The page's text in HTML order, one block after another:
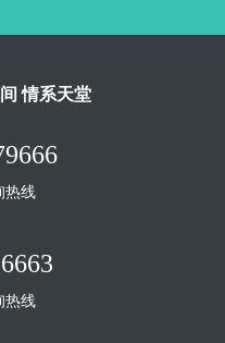
情系天堂
热线
热线